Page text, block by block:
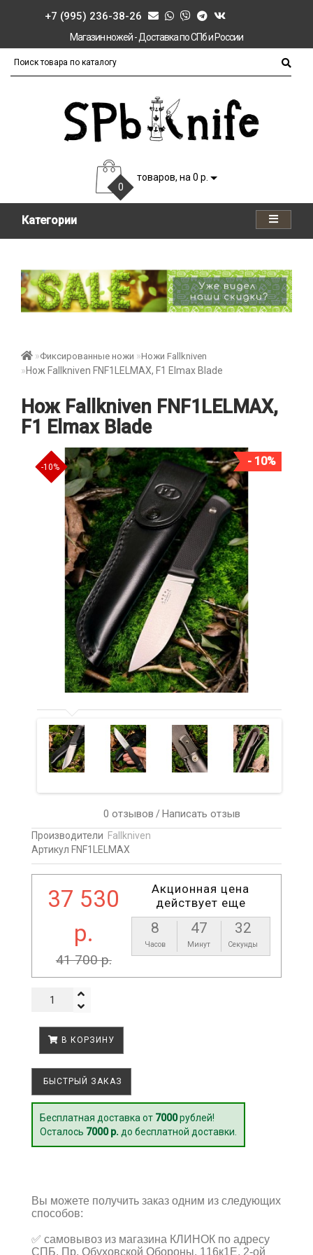
+7 (995) 236-38-26
Магазин ножей - Доставка по СПб и России
0
товаров, на 0 р.
Категории
Фиксированные ножи Ножи Fallkniven
Нож Fallkniven FNF1LELMAX, F1 Elmax Blade
Нож Fallkniven FNF1LELMAX,
F1 Elmax Blade
- 10%
-10%
0 отзывов /Написать отзыв
Производители Fallkniven
Артикул FNF1LELMAX
37 530
р.
41 700 р.
Акционная цена
действует еще
8
Часов
47
Минут
31
Секунда
В КОРЗИНУ
БЫСТРЫЙ ЗАКАЗ
Бесплатная доставка от 7000рублей!
Осталось 7000 р. до бесплатной доставки.
Вы можете получить заказ одним из следующих
способов:
✅ самовывоз из магазина КЛИНОК по адресу
СПБ, Пр. Обуховской Обороны, 116к1Е, 2-ой